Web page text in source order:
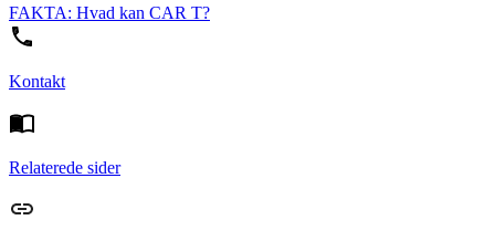
FAKTA: Hvad kan CAR T?
Kontakt
Relaterede sider